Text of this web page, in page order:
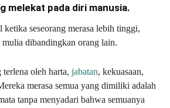
melekat pada diri manusia.
seseorang merasa lebih tinggi,
dibandingkan orang lain.
oleh harta, jabatan, kekuasaan,
merasa semua yang dimiliki adalah
tanpa menyadari bahwa semuanya